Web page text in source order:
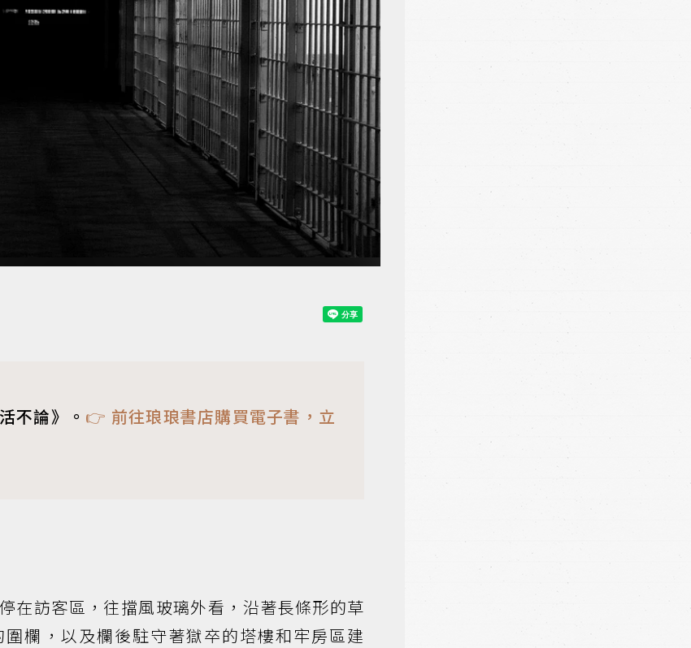
不論》。 👉 前往琅琅書店購買電子書，立
在訪客區，往擋風玻璃外看，沿著長條形的草
欄，以及欄後駐守著獄卒的塔樓和牢房區建